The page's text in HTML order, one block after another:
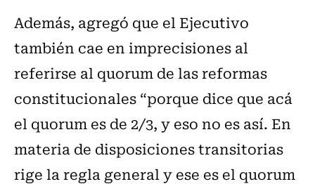
Además, agregó que el Ejecutivo
también cae en imprecisiones al
referirse al quorum de las reformas
constitucionales “porque dice que acá
el quorum es de 2/3, y eso no es así. En
materia de disposiciones transitorias
rige la regla general y ese es el quorum